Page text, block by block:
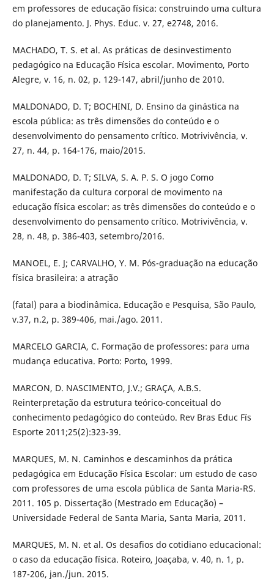
em professores de educação física: construindo uma cultura
do planejamento. J. Phys. Educ. v. 27, e2748, 2016.
MACHADO, T. S. et al. As práticas de desinvestimento
pedagógico na Educação Física escolar. Movimento, Porto
Alegre, v. 16, n. 02, p. 129-147, abril/junho de 2010.
MALDONADO, D. T; BOCHINI, D. Ensino da ginástica na
escola pública: as três dimensões do conteúdo e o
desenvolvimento do pensamento crítico. Motrivivência, v.
27, n. 44, p. 164-176, maio/2015.
MALDONADO, D. T; SILVA, S. A. P. S. O jogo Como
manifestação da cultura corporal de movimento na
educação física escolar: as três dimensões do conteúdo e o
desenvolvimento do pensamento crítico. Motrivivência, v.
28, n. 48, p. 386-403, setembro/2016.
MANOEL, E. J; CARVALHO, Y. M. Pós-graduação na educação
física brasileira: a atração
(fatal) para a biodinâmica. Educação e Pesquisa, São Paulo,
v.37, n.2, p. 389-406, mai./ago. 2011.
MARCELO GARCIA, C. Formação de professores: para uma
mudança educativa. Porto: Porto, 1999.
MARCON, D. NASCIMENTO, J.V.; GRAÇA, A.B.S.
Reinterpretação da estrutura teórico-conceitual do
conhecimento pedagógico do conteúdo. Rev Bras Educ Fís
Esporte 2011;25(2):323-39.
MARQUES, M. N. Caminhos e descaminhos da prática
pedagógica em Educação Física Escolar: um estudo de caso
com professores de uma escola pública de Santa Maria-RS.
2011. 105 p. Dissertação (Mestrado em Educação) –
Universidade Federal de Santa Maria, Santa Maria, 2011.
MARQUES, M. N. et al. Os desafios do cotidiano educacional:
o caso da educação física. Roteiro, Joaçaba, v. 40, n. 1, p.
187-206, jan./jun. 2015.